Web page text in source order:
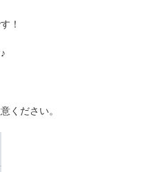
！
ください。